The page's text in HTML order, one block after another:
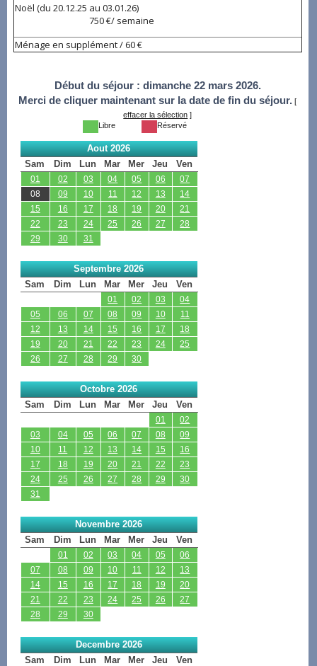
Noël (du 20.12.25 au 03.01.26)
750 €/ semaine
Ménage en supplément / 60 €
Début du séjour : dimanche 22 mars 2026.
Merci de cliquer maintenant sur la date de fin du séjour. [
effacer la sélection ]
Libre
Réservé
Aout 2026
Sam
Dim Lun Mar Mer Jeu Ven
01 02 03 04 05 06
07
08
09 10 11 12 13
14
15
16 17 18 19 20
21
22
23 24 25 26 27
28
29
30 31
Septembre 2026
Sam
Dim Lun Mar Mer Jeu Ven
01 02 03
04
05
06 07 08 09 10
11
12
13 14 15 16 17
18
19
20 21 22 23 24
25
26
27 28 29 30
Octobre 2026
Sam
Dim Lun Mar Mer Jeu Ven
01
02
03
04 05 06 07 08
09
10
11 12 13 14 15
16
17
18 19 20 21 22
23
24
25 26 27 28 29
30
31
Novembre 2026
Sam
Dim Lun Mar Mer Jeu Ven
01 02 03 04 05
06
07
08 09 10 11 12
13
14
15 16 17 18 19
20
21
22 23 24 25 26
27
28
29 30
Decembre 2026
Sam
Dim Lun Mar Mer Jeu Ven